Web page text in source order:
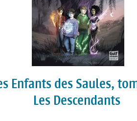
Enfants des Saules,
Les Descendants